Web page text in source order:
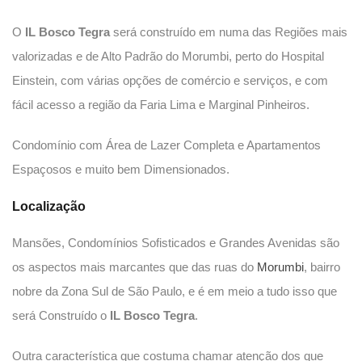
O IL Bosco Tegra será construído em numa das Regiões mais
valorizadas e de Alto Padrão do Morumbi, perto do Hospital
Einstein, com várias opções de comércio e serviços, e com
fácil acesso a região da Faria Lima e Marginal Pinheiros.
Condomínio com Área de Lazer Completa e Apartamentos
Espaçosos e muito bem Dimensionados.
Localização
Mansões, Condomínios Sofisticados e Grandes Avenidas são
os aspectos mais marcantes que das ruas do Morumbi, bairro
nobre da Zona Sul de São Paulo, e é em meio a tudo isso que
será Construído o IL Bosco Tegra.
Outra característica que costuma chamar atenção dos que